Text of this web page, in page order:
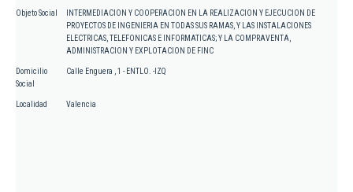
Objeto Social
INTERMEDIACION Y COOPERACION EN LA REALIZACION Y EJECUCION DE
PROYECTOS DE INGENIERIA EN TODAS SUS RAMAS, Y LAS INSTALACIONES
ELECTRICAS, TELEFONICAS E INFORMATICAS; Y LA COMPRAVENTA,
ADMINISTRACION Y EXPLOTACION DE FINC
Domicilio
Social
Calle Enguera , 1 - ENTLO. -IZQ
Localidad Valencia